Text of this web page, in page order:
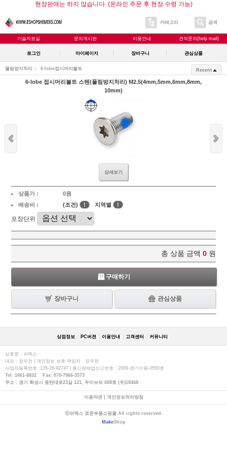
현장판매는 하지 않습니다. (온라인 주문 후 현장 수령 가능)
카테고리 검색
기술자료실 문의게시판 이용안내 견적문의(help mail)
로그인 마이페이지 장바구니 관심상품
풀림방지처리 6-lobe접시머리볼트 Recent
6-lobe 접시머리볼트 스텐(풀림방지처리) M2.5(4mm,5mm,6mm,8mm,
10mm)
상세보기
상품가 :
0원
배송비 :
(조건) ! 지역별 !
포장단위
총 상품 금액 0 원
구매하기
장바구니 관심상품
상점정보 PC버젼 이용안내 고객센터 커뮤니티
상호명 : 쉬멕스
대표 : 장우천 | 개인정보 보호 책임자 : 장우천
사업자등록번호 :135-26-92747 | 통신판매업신고번호 : 2009-경기수원-0550호
Tel: 1661-8832 Fax: 070-7966-3573
주소 : 경기 화성시 동탄대로23길 121, 우미뉴브 608호 (우)18468
이용약관| 개인정보처리방침
ⓒ쉬멕스 표준부품쇼핑몰 All rights reserved.
MakeShop